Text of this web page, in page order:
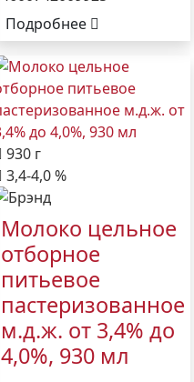
Подробнее
930 г
3,4-4,0 %
Молоко цельное
отборное
питьевое
пастеризованное
м.д.ж. от 3,4% до
4,0%, 930 мл